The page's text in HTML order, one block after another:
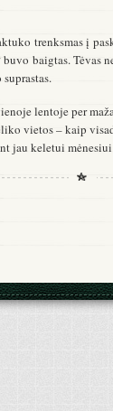
trenksmas į
buvo baigtas. Tėvas
lentoje per
vietos – kaip
jau keletui